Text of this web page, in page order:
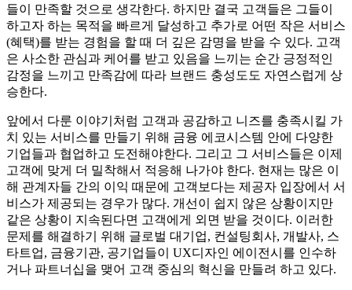
들이 만족할 것으로 생각한다. 하지만 결국 고객들은 그들이
하고자 하는 목적을 빠르게 달성하고 추가로 어떤 작은 서비스
(혜택)를 받는 경험을 할 때 더 깊은 감명을 받을 수 있다. 고객
은 사소한 관심과 케어를 받고 있음을 느끼는 순간 긍정적인
감정을 느끼고 만족감에 따라 브랜드 충성도도 자연스럽게 상
승한다.
앞에서 다룬 이야기처럼 고객과 공감하고 니즈를 충족시킬 가
치 있는 서비스를 만들기 위해 금융 에코시스템 안에 다양한
기업들과 협업하고 도전해야한다. 그리고 그 서비스들은 이제
고객에 맞게 더 밀착해서 적응해 나가야 한다. 현재는 많은 이
해 관계자들 간의 이익 때문에 고객보다는 제공자 입장에서 서
비스가 제공되는 경우가 많다. 개선이 쉽지 않은 상황이지만
같은 상황이 지속된다면 고객에게 외면 받을 것이다. 이러한
문제를 해결하기 위해 글로벌 대기업, 컨설팅회사, 개발사, 스
타트업, 금융기관, 공기업들이 UX디자인 에이전시를 인수하
거나 파트너십을 맺어 고객 중심의 혁신을 만들려 하고 있다.